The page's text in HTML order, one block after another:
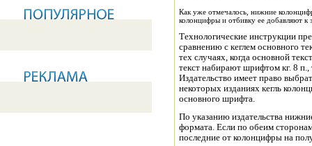
Как уже отмечалось, нижние
колонцифры и отбивку ее добавляют
Технологические инструкции
сравнению с кеглем основного
тех случаях, когда основной
текст набирают шрифтом кг. 8
Издательство имеет право
некоторых изданиях кегль
основного шрифта.
По указанию издательства
формата. Если по обеим
последние от колонцифры на